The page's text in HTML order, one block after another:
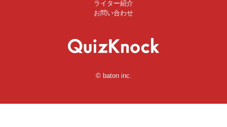
ライター紹介
お問い合わせ
© baton inc.